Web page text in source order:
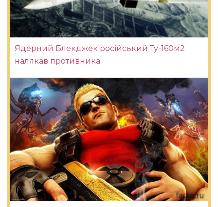
Ядерний Блекджек російський Ту-160м2
налякав противника